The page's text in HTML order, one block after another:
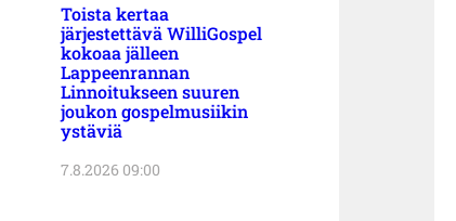
Toista kertaa
järjestettävä WilliGospel
kokoaa jälleen
Lappeenrannan
Linnoitukseen suuren
joukon gospelmusiikin
ystäviä
7.8.2026 09:00